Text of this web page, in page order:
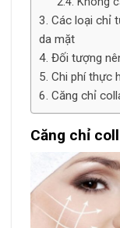
Các loại chỉ
da mặt
Đối tượng
Chi phí thực
Căng chỉ
Căng chỉ